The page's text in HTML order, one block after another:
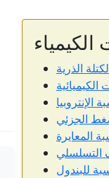
الذرية
الكيميائية
الإنتروبيا
الجزئي
المعايرة
التسلسلي
للبندول